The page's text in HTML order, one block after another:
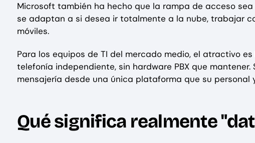
Microsoft también ha hecho que la rampa de acceso
se adaptan a si desea ir totalmente a la nube, trabajar
móviles.
Para los equipos de TI del mercado medio, el atractivo
telefonía independiente, sin hardware PBX que
mensajería desde una única plataforma que su personal
Qué significa realmente